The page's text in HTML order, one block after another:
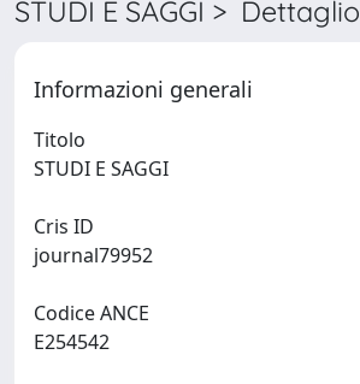
STUDI E SAGGI > Dettaglio
Informazioni generali
Titolo
Cris ID
Codice ANCE